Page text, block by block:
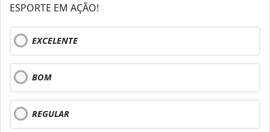
ESPORTE EM AÇÃO!
EXCELENTE
BOM
REGULAR